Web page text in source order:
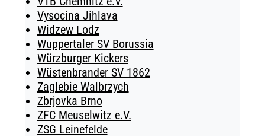
Vysocina Jihlava
Widzew Lodz
Wuppertaler SV Borussia
Würzburger Kickers
Wüstenbrander SV 1862
Zaglebie Walbrzych
Zbrjovka Brno
ZFC Meuselwitz e.V.
ZSG Leinefelde